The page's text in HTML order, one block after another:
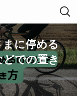
に停める
での置き